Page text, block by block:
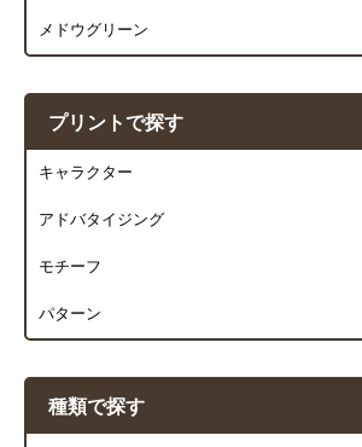
メドウグリーン
プリントで探す
キャラクター
アドバタイジング
モチーフ
パターン
種類で探す